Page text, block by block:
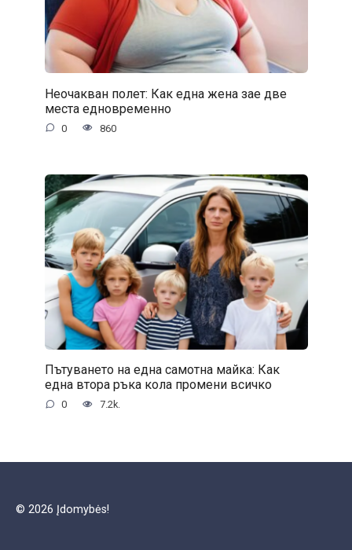
Неочакван полет: Как една жена зае две
места едновременно
0 860
Пътуването на една самотна майка: Как
една втора ръка кола промени всичко
0 7.2k.
© 2026 Įdomybės!